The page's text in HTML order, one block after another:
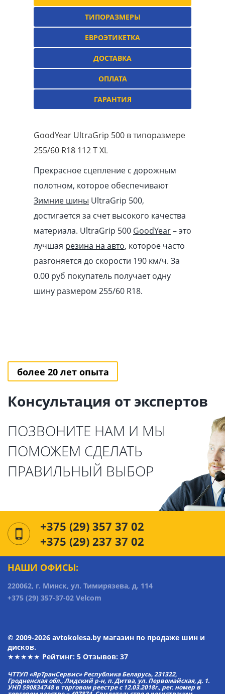
ТИПОРАЗМЕРЫ
ЕВРОЭТИКЕТКА
ДОСТАВКА
ОПЛАТА
ГАРАНТИЯ
GoodYear UltraGrip 500 в типоразмере
255/60 R18 112 T XL
Прекрасное сцепление с дорожным
полотном, которое обеспечивают
Зимние шины UltraGrip 500,
достигается за счет высокого качества
материала. UltraGrip 500 GoodYear– это
лучшая резина на авто, которое часто
разгоняется до скорости 190 км/ч. За
0.00 pуб покупатель получает одну
шину размером 255/60 R18.
более 20 лет опыта
Консультация от экспертов
ПОЗВОНИТЕ НАМ И МЫ
ПОМОЖЕМ СДЕЛАТЬ
ПРАВИЛЬНЫЙ ВЫБОР
+375 (29) 357 37 02
+375 (29) 237 37 02
НАШИ ОФИСЫ:
220062, г. Минск, ул. Тимирязева, д. 114
+375 (29) 357-37-02 Velcom
© 2009-2026 avtokolesa.by магазин по продаже шин и
дисков.
★★★★★ Рейтинг: 5 Отзывов: 37
ЧТТУП «ЯрТранСервис» Республика Беларусь, 231322,
Гродненская обл., Лидский р-н, п. Дитва, ул. Первомайская, д. 1.
УНП 590834748 в торговом реестре с 12.03.2018г., рег. номер в